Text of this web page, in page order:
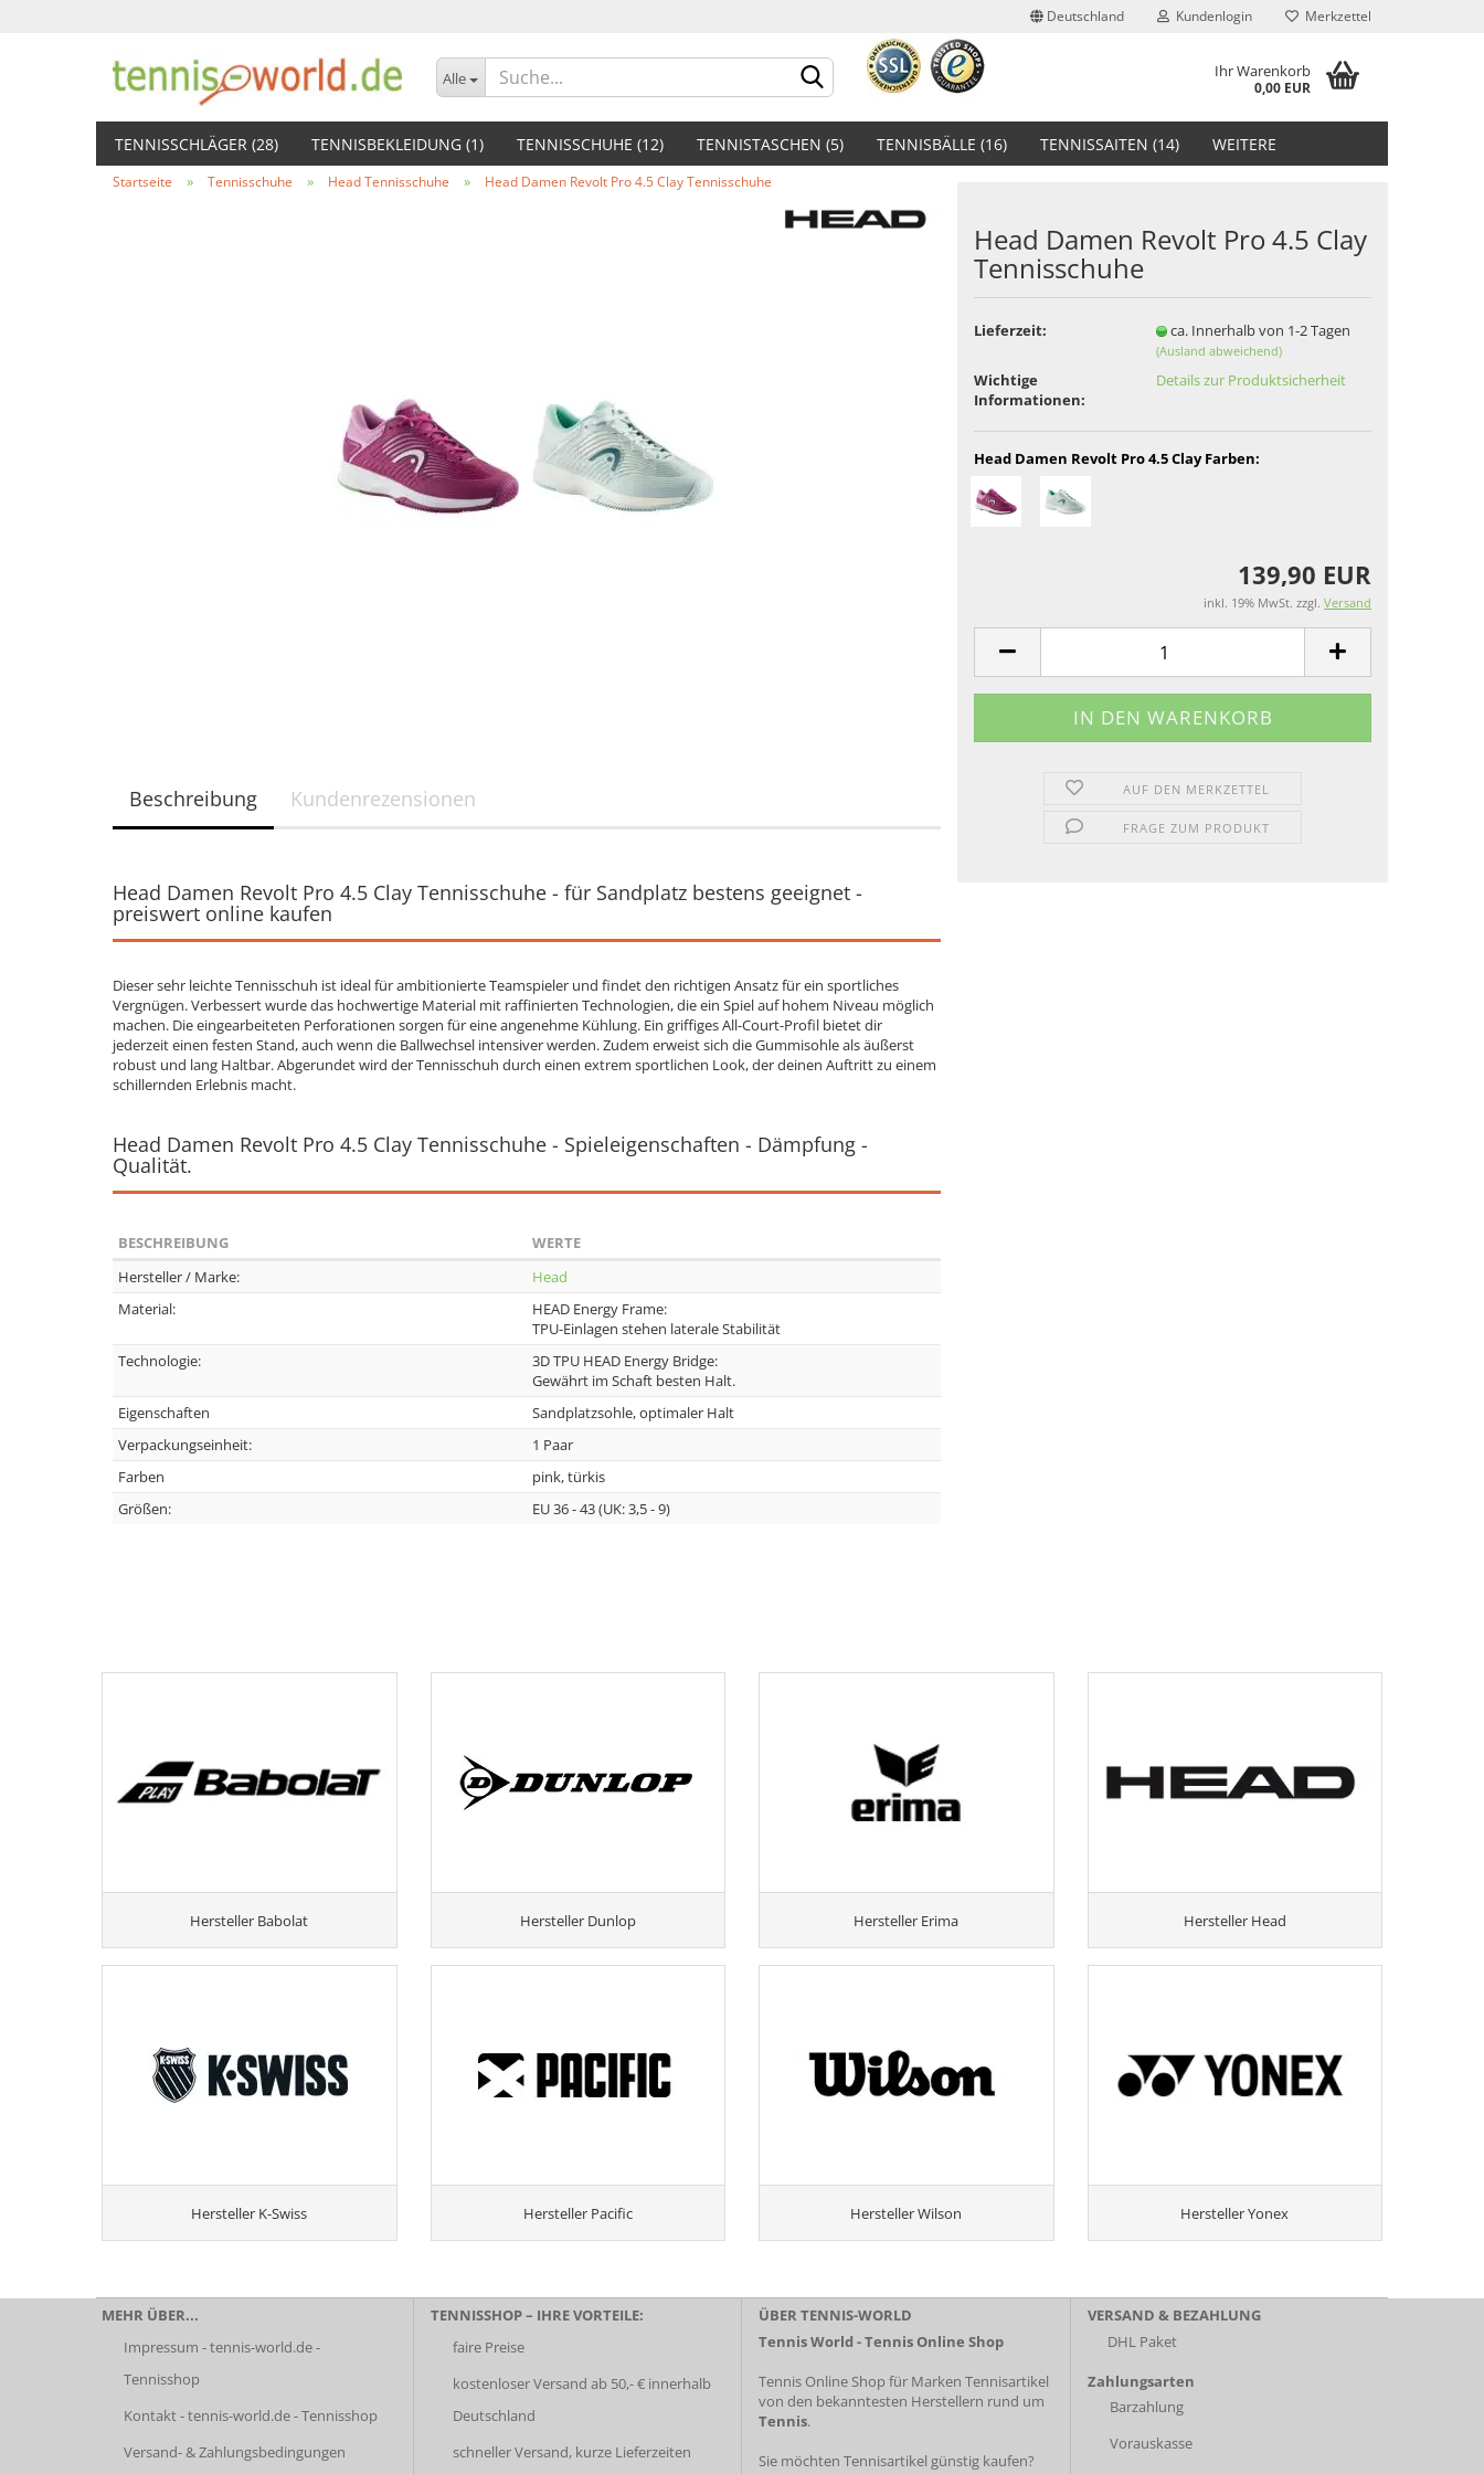
Deutschland
Lieferland
Kundenlogin
Konto erstellen
Merkzettel
Alle Ihr Warenkorb
0,00 EUR
TENNISSCHLÄGER (28) TENNISBEKLEIDUNG (1) TENNISSCHUHE (12) TENNISTASCHEN (5) TENNISBÄLLE (16) TENNISSAITEN (14) WEITERE
Startseite » Tennisschuhe » Head Tennisschuhe » Head Damen Revolt Pro 4.5 Clay Tennisschuhe
Head Damen Revolt Pro 4.5 Clay
Tennisschuhe
Lieferzeit: ca. Innerhalb von 1-2 Tagen
(Ausland abweichend)
Wichtige
Informationen:
Details zur Produktsicherheit
Head Damen Revolt Pro 4.5 Clay Farben:
139,90 EUR
inkl. 19% MwSt. zzgl. Versand
AUF DEN MERKZETTEL
FRAGE ZUM PRODUKT
Beschreibung Kundenrezensionen
Head Damen Revolt Pro 4.5 Clay Tennisschuhe - für Sandplatz bestens geeignet -
preiswert online kaufen
Dieser sehr leichte Tennisschuh ist ideal für ambitionierte Teamspieler und findet den richtigen Ansatz für ein sportliches
Vergnügen. Verbessert wurde das hochwertige Material mit raffinierten Technologien, die ein Spiel auf hohem Niveau möglich
machen. Die eingearbeiteten Perforationen sorgen für eine angenehme Kühlung. Ein griffiges All-Court-Profil bietet dir
jederzeit einen festen Stand, auch wenn die Ballwechsel intensiver werden. Zudem erweist sich die Gummisohle als äußerst
robust und lang Haltbar. Abgerundet wird der Tennisschuh durch einen extrem sportlichen Look, der deinen Auftritt zu einem
schillernden Erlebnis macht.
Head Damen Revolt Pro 4.5 Clay Tennisschuhe - Spieleigenschaften - Dämpfung -
Qualität.
BESCHREIBUNG
WERTE
Hersteller / Marke:
Head
Material:
HEAD Energy Frame:
TPU-Einlagen stehen laterale Stabilität
Technologie:
3D TPU HEAD Energy Bridge:
Gewährt im Schaft besten Halt.
Eigenschaften
Sandplatzsohle, optimaler Halt
Verpackungseinheit:
1 Paar
Farben
pink, türkis
Größen:
EU 36 - 43 (UK: 3,5 - 9)
Hersteller Babolat Hersteller Dunlop Hersteller Erima Hersteller Head
Hersteller K-Swiss Hersteller Pacific Hersteller Wilson Hersteller Yonex
MEHR ÜBER...
Impressum - tennis-world.de -
Tennisshop
Kontakt - tennis-world.de - Tennisshop
Versand- & Zahlungsbedingungen
TENNISSHOP – IHRE VORTEILE:
faire Preise
kostenloser Versand ab 50,- € innerhalb
Deutschland
schneller Versand, kurze Lieferzeiten
ÜBER TENNIS-WORLD
Tennis World - Tennis Online Shop
Tennis Online Shop für Marken Tennisartikel
von den bekanntesten Herstellern rund um
Tennis.
Sie möchten Tennisartikel günstig kaufen?
VERSAND & BEZAHLUNG
DHL Paket
Zahlungsarten
Barzahlung
Vorauskasse